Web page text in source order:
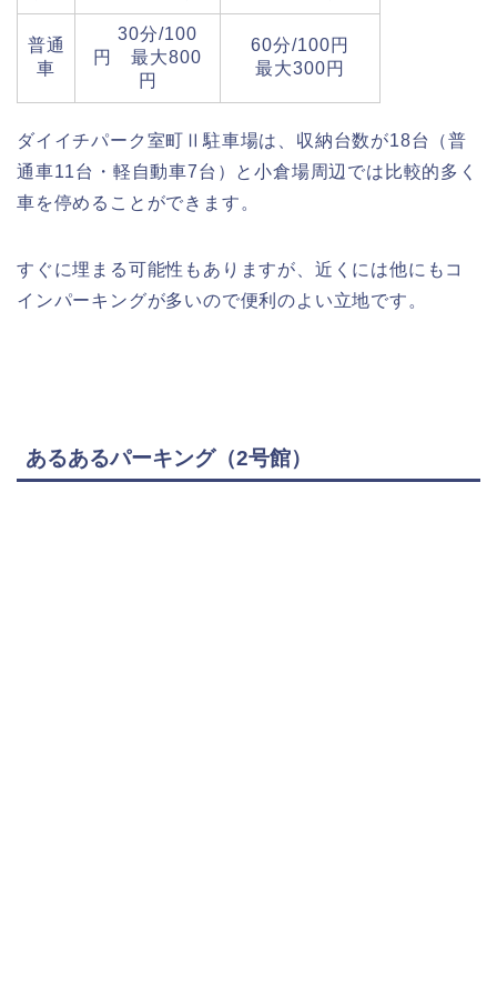
普通
車
30分/100
円 最大800
円
60分/100円
最大300円
ダイイチパーク室町Ⅱ駐車場は、収納台数が18台（普
通車11台・軽自動車7台）と小倉場周辺では比較的多く
車を停めることができます。
すぐに埋まる可能性もありますが、近くには他にもコ
インパーキングが多いので便利のよい立地です。
あるあるパーキング（2号館）